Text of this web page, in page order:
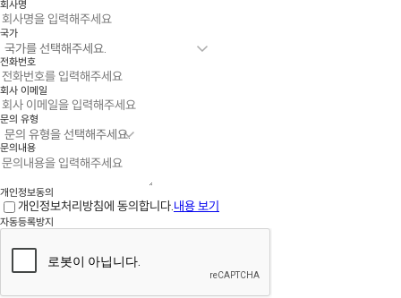
회사명
국가
전화번호
회사 이메일
문의 유형
문의내용
개인정보동의
개인정보처리방침에 동의합니다. 내용 보기
자동등록방지